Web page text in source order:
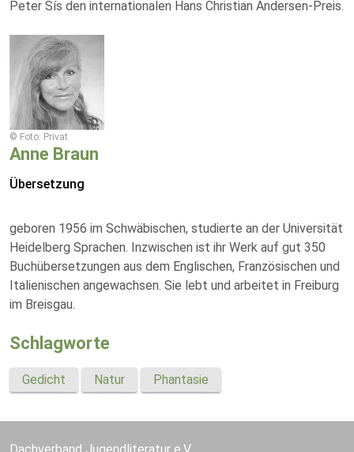
Peter Sís den internationalen Hans Christian Andersen-Preis.
© Foto: Privat
Anne Braun
Übersetzung
geboren 1956 im Schwäbischen, studierte an der Universität
Heidelberg Sprachen. Inzwischen ist ihr Werk auf gut 350
Buchübersetzungen aus dem Englischen, Französischen und
Italienischen angewachsen. Sie lebt und arbeitet in Freiburg
im Breisgau.
Schlagworte
Gedicht Natur Phantasie